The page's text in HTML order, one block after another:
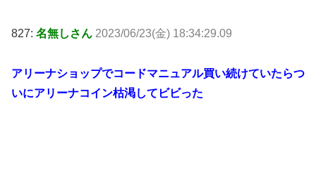
827: 名無しさん 2023/06/23(金) 18:34:29.09
アリーナショップでコードマニュアル買い続けていたらつ
いにアリーナコイン枯渇してビビった